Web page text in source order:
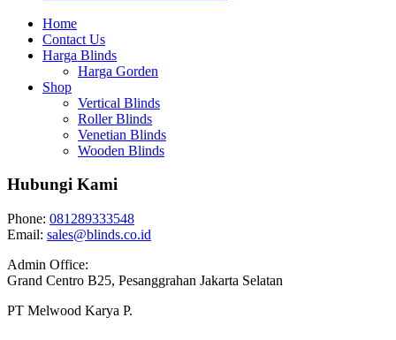
Home
Contact Us
Harga Blinds
Harga Gorden
Shop
Vertical Blinds
Roller Blinds
Venetian Blinds
Wooden Blinds
Hubungi Kami
Phone: 081289333548
Email: sales@blinds.co.id
Admin Office:
Grand Centro B25, Pesanggrahan Jakarta Selatan
PT Melwood Karya P.